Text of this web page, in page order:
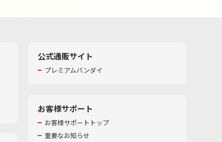
公式通販サイト
プレミアムバンダイ
お客様サポート
お客様サポートトップ
重要なお知らせ